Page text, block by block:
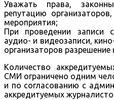
Уважать права,
репутацию
мероприятия;
При проведении записи
аудио- и видеозаписи,
организаторов разрешение
Количество
СМИ ограничено одним
и по согласованию с
аккредитуемых